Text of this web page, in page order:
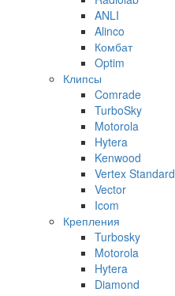
ANLI
Alinco
Комбат
Optim
Клипсы
Comrade
TurboSky
Motorola
Hytera
Kenwood
Vertex Standard
Vector
Icom
Крепления
Turbosky
Motorola
Hytera
Diamond